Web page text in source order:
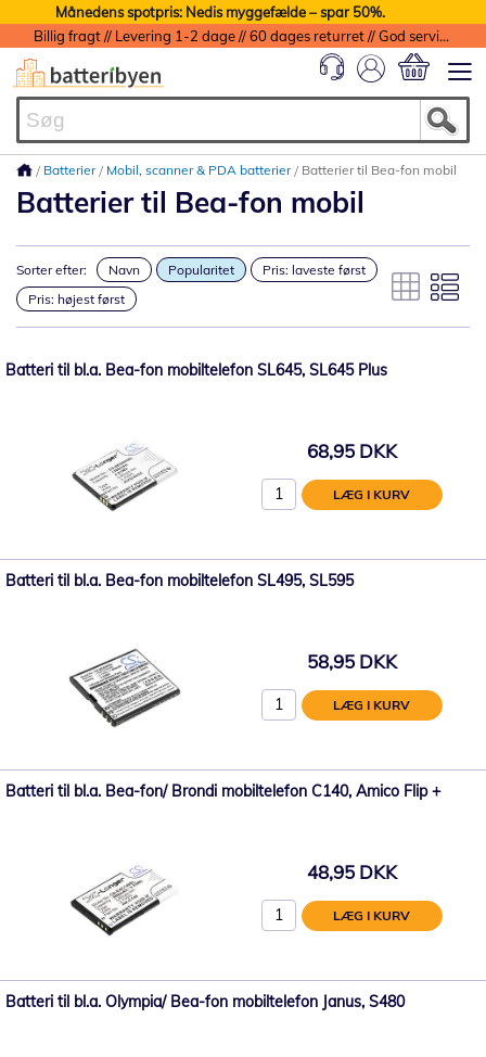
Månedens spotpris: Nedis myggefælde – spar 50%.
Billig fragt // Levering 1-2 dage // 60 dages returret // God service med garanti
Batterier Mobil, scanner & PDA batterier Batterier til Bea-fon mobil
Batterier til Bea-fon mobil
Sorter efter: Navn Popularitet
Pris: laveste først
Pris: højest først
Batteri til bl.a. Bea-fon mobiltelefon SL645, SL645 Plus
68,95 DKK
LÆG I KURV
Batteri til bl.a. Bea-fon mobiltelefon SL495, SL595
58,95 DKK
LÆG I KURV
Batteri til bl.a. Bea-fon/ Brondi mobiltelefon C140, Amico Flip +
48,95 DKK
LÆG I KURV
Batteri til bl.a. Olympia/ Bea-fon mobiltelefon Janus, S480